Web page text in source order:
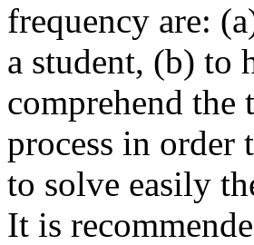
frequency are:
a student, (b) to
comprehend
process in order
to solve easily
It is